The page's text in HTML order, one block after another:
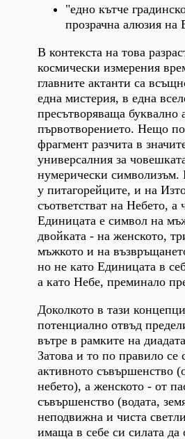
"едно кътче
прозрачна алюзия на
В контекста на това
космически измерения
главните актанти са
една мистерия, в една
пресътворяваща буквално
първотворението. Нещо
фрагмент разчита в
универсалния за
нумерически
у питагорейците, и на
съответстват на Небето, а
Единицата е символ на
двойката - на женското,
мъжкото и на
но не като Единицата в
а като Небе, преминало
Доколкото в тази
потенциално отвъд
вътре в рамките на
Затова и то по правило се
активното съвършенство
небето), а женското - от
съвършенство (водата,
неподвижна и чиста
имаща в себе си силата да